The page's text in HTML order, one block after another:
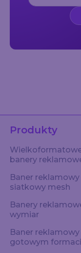
Produkty
banery
Baner reklamowy
siatkowy mesh
Banery
wymiar
Baner
gotowym